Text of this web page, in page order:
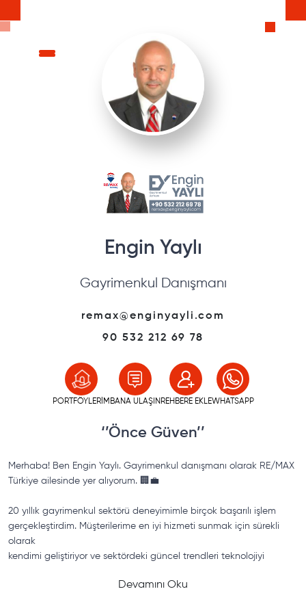
Engin Yaylı
Gayrimenkul Danışmanı
remax@enginyayli.com
90 532 212 69 78
PORTFÖYLERİM BANA ULAŞINREHBERE EKLEWHATSAPP
‘’Önce Güven’’
Merhaba! Ben Engin Yaylı. Gayrimenkul danışmanı olarak RE/MAX
Türkiye ailesinde yer alıyorum. 🏢💼
20 yıllık gayrimenkul sektörü deneyimimle birçok başarılı işlem
gerçekleştirdim. Müşterilerime en iyi hizmeti sunmak için sürekli
olarak
kendimi geliştiriyor ve sektördeki güncel trendleri teknolojiyi
Devamını Oku